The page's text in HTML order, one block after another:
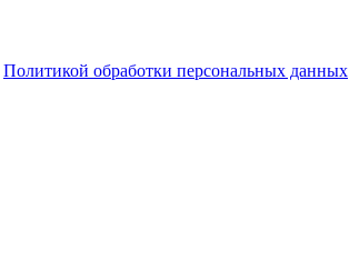
Политикой обработки персональных данных